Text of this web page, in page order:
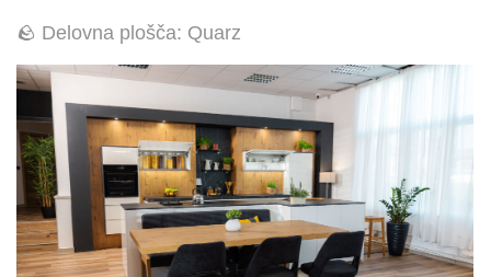
🪨 Delovna plošča: Quarz